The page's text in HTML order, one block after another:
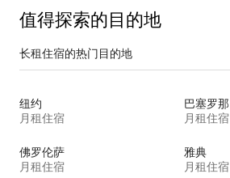
值得探索的目的地
长租住宿的热门目的地
纽约
月租住宿
巴塞罗那
月租住宿
佛罗伦萨
月租住宿
雅典
月租住宿